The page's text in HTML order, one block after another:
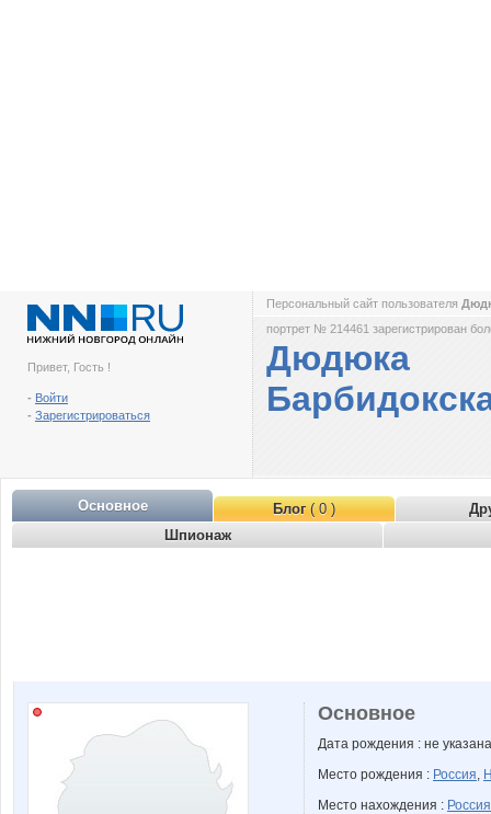
Привет, Гость !
- Войти
- Зарегистрироваться
Персональный сайт пользователя
портрет № 214461 зарегистрирован
Дюдюка
Основное Блог( 0 )
Шпионаж
Основное
Дата рождения : не указана
Место рождения : Россия,
Место нахождения : Россия